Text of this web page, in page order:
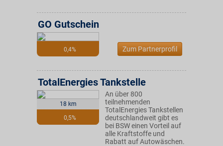
0,4%
GO Gutschein
Zum Partnerprofil
18 km
0,5%
TotalEnergies Tankstelle
An über 800
teilnehmenden
TotalEnergies Tankstellen
deutschlandweit gibt es
bei BSW einen Vorteil auf
alle Kraftstoffe und
Rabatt auf Autowäschen.